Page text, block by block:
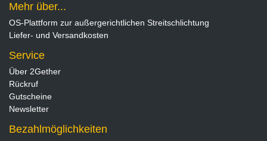
Mehr über...
OS-Plattform zur außergerichtlichen Streitschlichtung
Liefer- und Versandkosten
Service
Über 2Gether
Rückruf
Gutscheine
Newsletter
Bezahlmöglichkeiten